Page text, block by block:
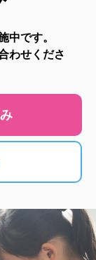
中です。
わせくださ